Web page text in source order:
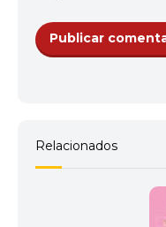
Relacionados